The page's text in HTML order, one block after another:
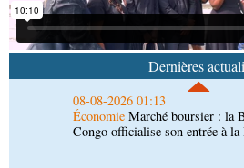
Dernières
08-08-2026 01:13
Marché boursier : la
Congo officialise son entrée à
08-08-2026 00:55
SociétéAccélération du
République du Congo mise sur